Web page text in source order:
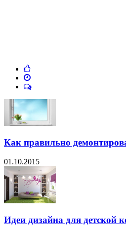
Как правильно
01.10.2015
Идеи дизайна для детской